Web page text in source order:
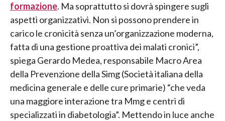
formazione. Ma soprattutto si dovrà spingere sugli
aspetti organizzativi. Non si possono prendere in
carico le cronicità senza un’organizzazione moderna,
fatta di una gestione proattiva dei malati cronici”,
spiega Gerardo Medea, responsabile Macro Area
della Prevenzione della Simg (Società italiana della
medicina generale e delle cure primarie) “che veda
una maggiore interazione tra Mmg e centri di
specializzati in diabetologia”. Mettendo in luce anche